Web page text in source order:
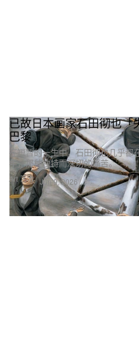
Art 艺术
已故日本画家石田彻也
巴黎
在短暂的一生中，石田彻也几乎都
年，那种独特而深切的痛苦。
Jun 9, 2026